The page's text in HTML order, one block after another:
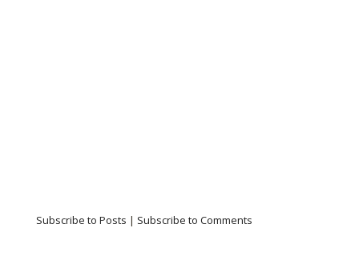
Subscribe to Posts | Subscribe to Comments